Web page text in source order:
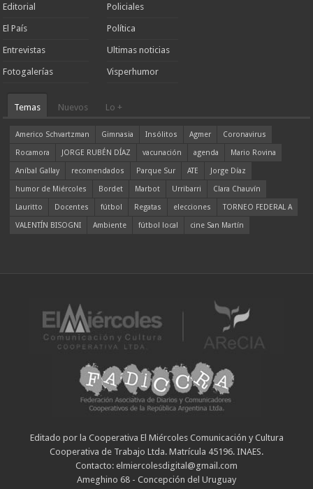
Editorial
El País
Entrevistas
Fotogalerías
Policiales
Política
Ultimas noticias
Visperhumor
Temas Nuevos Lo +
Americo Schvartzman Gimnasia Insólitos Agmer
Coronavirus
Rocamora
JORGE RUBÉN DÍAZ vacunación agenda
Mario Rovina
Aníbal Gallay
recomendados Parque Sur ATE
Jorge Díaz
humor de Miércoles
Bordet Marbot Urribarri
Clara Chauvín
Lauritto
Docentes fútbol Regatas elecciones
TORNEO FEDERAL A
VALENTÍN BISOGNI
Ambiente fútbol local cine San Martín
Editado por la Cooperativa El Miércoles Comunicación y Cultura
Cooperativa de Trabajo Ltda. Matrícula 45196. INAES.
Contacto: elmiercolesdigital@gmail.com
Ameghino 68 - Concepción del Uruguay